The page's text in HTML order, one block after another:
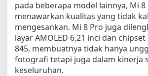
pada beberapa model lainnya, Mi 8
menawarkan kualitas yang tidak
mengesankan. Mi 8 Pro juga
layar AMOLED 6,21 inci dan
845, membuatnya tidak hanya
fotografi tetapi juga dalam kinerja
keseluruhan.